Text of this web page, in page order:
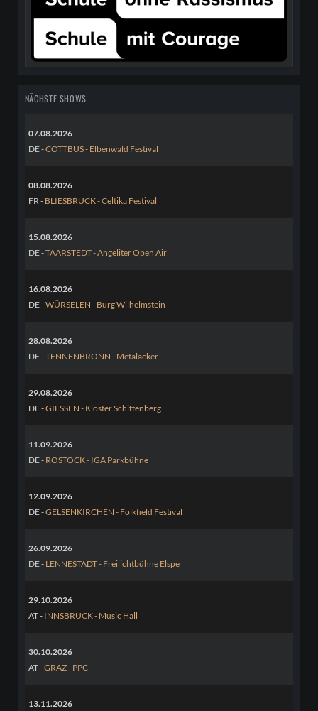
NÄCHSTE SHOWS
07.08.2026
DE -COTTBUS - Elbenwald Festival
08.08.2026
FR - BLIESBRUCK - Celtika Festival
15.08.2026
DE -TAARSTEDT - Angeliter Open Air
16.08.2026
DE -WÜRSELEN - Burg Wilhelmstein
28.08.2026
DE -TENNENBRONN - Metalacker
29.08.2026
DE -GIESSEN - Kloster Schiffenberg
11.09.2026
DE - ROSTOCK - IGA Parkbühne
12.09.2026
DE -GELSENKIRCHEN - Folkfield Festival
26.09.2026
DE - LENNESTADT - Freilichtbühne Elspe
29.10.2026
AT - INNSBRUCK - Music Hall
30.10.2026
AT -GRAZ - PPC
13.11.2026